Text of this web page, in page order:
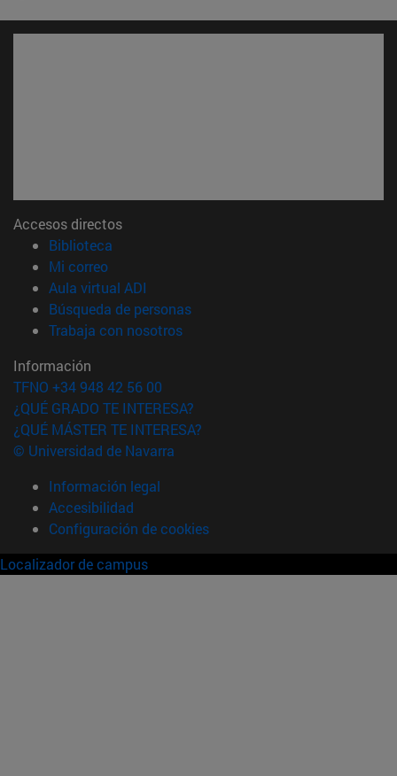
Accesos directos
Biblioteca
Mi correo(abre en nueva ventana)
Aula virtual ADI
Búsqueda de personas(abre en nueva ventana)
Trabaja con nosotros(abre en nueva ventana)
Información
TFNO +34 948 42 56 00
¿QUÉ GRADO TE INTERESA?
¿QUÉ MÁSTER TE INTERESA?
© Universidad de Navarra
Información legal
Accesibilidad
Configuración de cookies
Localizador de campus